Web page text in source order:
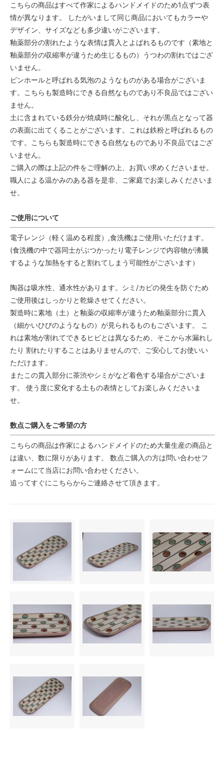
こちらの商品はすべて作家によるハンドメイドのため1点ずつ表
情が異なります。 したがいまして同じ商品においてもカラーや
デザイン、サイズなども多少違いがございます。
釉薬部分の割れたような表情は貫入とよばれるものです（素地と
釉薬部分の収縮率が違うため生じるもの）うつわの割れではござ
いません。
ピンホールと呼ばれる気泡のようなものがある場合がございま
す。こちらも製造時にできる自然なものであり不良品ではござい
ません。
土に含まれている鉄分が焼成時に酸化し、それが黒点となって器
の表面に出てくることがございます。これは鉄粉と呼ばれるもの
です。こちらも製造時にできる自然なものであり不良品ではござ
いません。
ご購入の際は上記の件をご理解の上、お買い求めくださいませ。
職人による温かみのある器を是非、ご家庭でお楽しみくださいま
せ。
ご使用について
電子レンジ（軽く温める程度）,食洗機はご使用いただけます。
(食洗機の中で器同士がぶつかったり電子レンジで内容物が沸騰
するような加熱をすると割れてしまう可能性がございます）
陶器は吸水性、通水性があります。シミ/カビの発生を防ぐため
ご使用後はしっかりと乾燥させてください。
製造時に素地（土）と釉薬の収縮率が違うため釉薬部分に貫入
（細かいひびのようなもの）が見られるものもございます。 こ
れは素地が割れてできるヒビとは異なるため、そこから水漏れし
たり 割れたりすることはありませんので、ご安心してお使いい
ただけます。
またこの貫入部分に茶渋やシミがなど着色する場合がございま
す。 使う度に変化する土もの表情としてお楽しみくださいま
せ。
数点ご購入をご希望の方
こちらの商品は作家によるハンドメイドのため大量生産の商品と
は違い、数に限りがあります。 数点ご購入の方は問い合わせフ
ォームにて当店にお問い合わせください。
追ってすぐにこちらからご連絡させて頂きます。